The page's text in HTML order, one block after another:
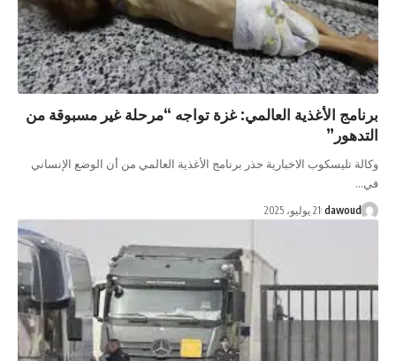
الأغذية العالمي: غزة تواجه “مرحلة غير مسبوقة من
الاخبارية حذر برنامج الأغذية العالمي من أن الوضع الإنساني
21 يوليو، 2025